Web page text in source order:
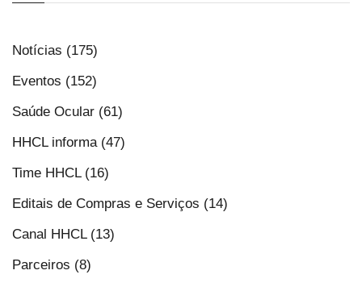
Notícias (175)
Eventos (152)
Saúde Ocular (61)
HHCL informa (47)
Time HHCL (16)
Editais de Compras e Serviços (14)
Canal HHCL (13)
Parceiros (8)